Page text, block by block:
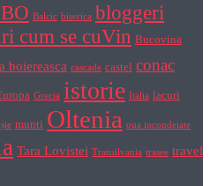
Balcic biserica bloggeri
cum se cuVin Bucovina
boiereasca cascade castel conac
Grecia istorie Italia lacuri
munti Oltenia oua incondeiate
Tara Lovistei Transilvania trasee travel